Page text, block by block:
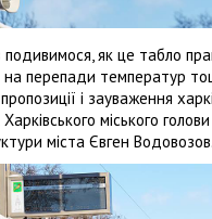
як це табло
на перепади температур
і зауваження
міського
міста Євген Водовозов.